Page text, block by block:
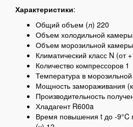
Характеристики:
Общий объем (л) 220
Объем холодильной
Объем морозильной
Климатический класс N (от
Количество компрессоров 1
Температура в
Мощность замораживания
Производительность
Хладагент R600a
Время повышения t до -9°C